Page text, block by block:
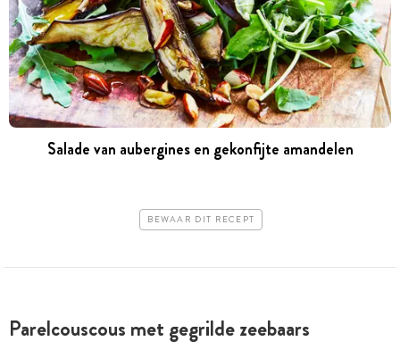
Salade van aubergines en gekonfijte amandelen
BEWAAR DIT RECEPT
Parelcouscous met gegrilde zeebaars